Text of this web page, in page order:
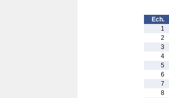
Ech.
1
2
3
4
5
6
7
8